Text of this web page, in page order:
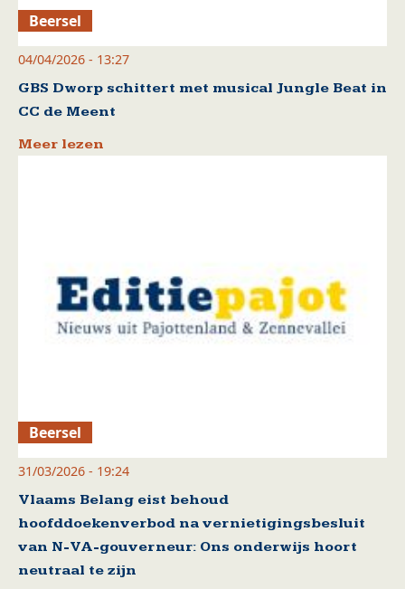
Beersel
04/04/2026 - 13:27
GBS Dworp schittert met musical Jungle Beat in
CC de Meent
Meer lezen
Beersel
31/03/2026 - 19:24
Vlaams Belang eist behoud
hoofddoekenverbod na vernietigingsbesluit
van N-VA-gouverneur: Ons onderwijs hoort
neutraal te zijn